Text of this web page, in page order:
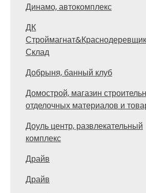
Динамо, автокомплекс
ДК
Склад
Добрыня, банный клуб
Домострой, магазин
отделочных материалов и
Доуль центр, развлекательный
комплекс
Драйв
Драйв